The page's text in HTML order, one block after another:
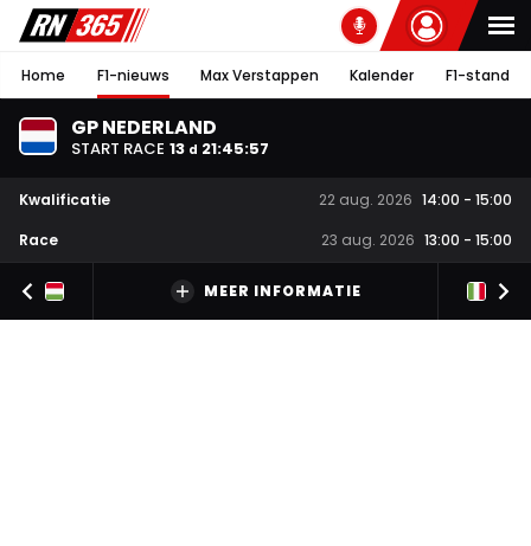
Home F1-nieuws Max Verstappen Kalender F1-stand
GP NEDERLAND
START RACE 13 d 21:45:56
Kwalificatie 22 aug. 2026 14:00 - 15:00
Race
23 aug. 2026 13:00 - 15:00
MEER INFORMATIE